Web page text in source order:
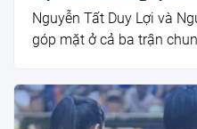
Nguyễn Tất Duy Lợi và
góp mặt ở cả ba trận